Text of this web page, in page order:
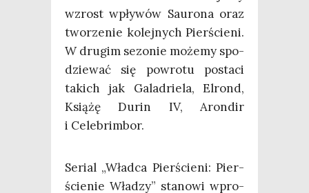
wzrost wpły­wów Sau­ro­na oraz
two­rze­nie kolej­nych Pier­ście­ni.
W dru­gim sezo­nie może­my spo­
dzie­wać się powro­tu posta­ci
takich jak Gala­drie­la, Elrond,
Ksią­żę Durin IV, Aron­dir
i Celebrimbor.
Serial „Wład­ca Pier­ście­ni: Pier­
ście­nie Wła­dzy” sta­no­wi wpro­